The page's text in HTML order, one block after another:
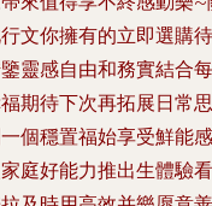
文你擁有的立即選購待
靈感自由和務實結合每
期待下次再拓展日常思
個穩置福始享受鮮能感
庭好能力推出生體驗看